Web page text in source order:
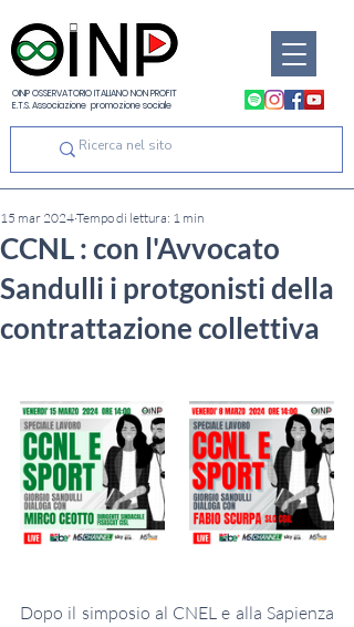
OINP OSSERVATORIO ITALIANO NON PROFIT
E.T.S. Associazione promozione sociale
CCNL : con l'Avvocato
Sandulli i protgonisti della
contrattazione collettiva
15 mar 2024Tempo di lettura: 1 min
Dopo il simposio al CNEL e alla Sapienza